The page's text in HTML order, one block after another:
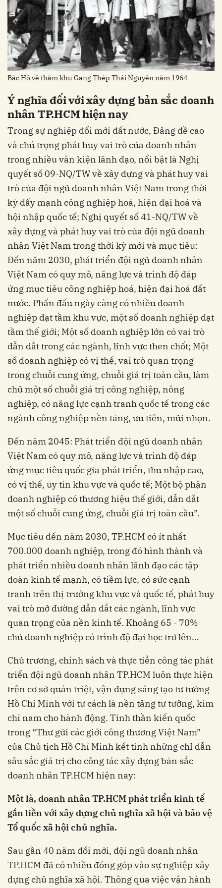
Bác Hồ về thăm khu Gang Thép Thái Nguyên năm 1964
Ý nghĩa đối với xây dựng bản sắc doanh
nhân TP.HCM hiện nay
Trong sự nghiệp đổi mới đất nước, Đảng đề cao
và chú trọng phát huy vai trò của doanh nhân
trong nhiều văn kiện lãnh đạo, nổi bật là Nghị
quyết số 09-NQ/TW về xây dựng và phát huy vai
trò của đội ngũ doanh nhân Việt Nam trong thời
kỳ đẩy mạnh công nghiệp hoá, hiện đại hoá và
hội nhập quốc tế; Nghị quyết số 41-NQ/TW về
xây dựng và phát huy vai trò của đội ngũ doanh
nhân Việt Nam trong thời kỳ mới và mục tiêu:
Đến năm 2030, phát triển đội ngũ doanh nhân
Việt Nam có quy mô, năng lực và trình độ đáp
ứng mục tiêu công nghiệp hoá, hiện đại hoá đất
nước. Phấn đấu ngày càng có nhiều doanh
nghiệp đạt tầm khu vực, một số doanh nghiệp đạt
tầm thế giới; Một số doanh nghiệp lớn có vai trò
dẫn dắt trong các ngành, lĩnh vực then chốt; Một
số doanh nghiệp có vị thế, vai trò quan trọng
trong chuỗi cung ứng, chuỗi giá trị toàn cầu, làm
chủ một số chuỗi giá trị công nghiệp, nông
nghiệp, có năng lực cạnh tranh quốc tế trong các
ngành công nghiệp nền tảng, ưu tiên, mũi nhọn.
Đến năm 2045: Phát triển đội ngũ doanh nhân
Việt Nam có quy mô, năng lực và trình độ đáp
ứng mục tiêu quốc gia phát triển, thu nhập cao,
có vị thế, uy tín khu vực và quốc tế; Một bộ phận
doanh nghiệp có thương hiệu thế giới, dẫn dắt
một số chuỗi cung ứng, chuỗi giá trị toàn cầu”.
Mục tiêu đến năm 2030, TP.HCM có ít nhất
700.000 doanh nghiệp, trong đó hình thành và
phát triển nhiều doanh nhân lãnh đạo các tập
đoàn kinh tế mạnh, có tiềm lực, có sức cạnh
tranh trên thị trường khu vực và quốc tế, phát huy
vai trò mở đường dẫn dắt các ngành, lĩnh vực
quan trọng của nền kinh tế. Khoảng 65 - 70%
chủ doanh nghiệp có trình độ đại học trở lên…
Chủ trương, chính sách và thực tiễn công tác phát
triển đội ngũ doanh nhân TP.HCM luôn thực hiện
trên cơ sở quán triệt, vận dụng sáng tạo tư tưởng
Hồ Chí Minh với tư cách là nền tảng tư tưởng, kim
chỉ nam cho hành động. Tinh thần kiến quốc
trong “Thư gửi các giới công thương Việt Nam”
của Chủ tịch Hồ Chí Minh kết tinh những chỉ dẫn
sâu sắc giá trị cho công tác xây dựng bản sắc
doanh nhân TP.HCM hiện nay:
Một là, doanh nhân TP.HCM phát triển kinh tế
gắn liền với xây dựng chủ nghĩa xã hội và bảo vệ
Tổ quốc xã hội chủ nghĩa.
Sau gần 40 năm đổi mới, đội ngũ doanh nhân
TP.HCM đã có nhiều đóng góp vào sự nghiệp xây
dựng chủ nghĩa xã hội. Thông qua việc vận hành